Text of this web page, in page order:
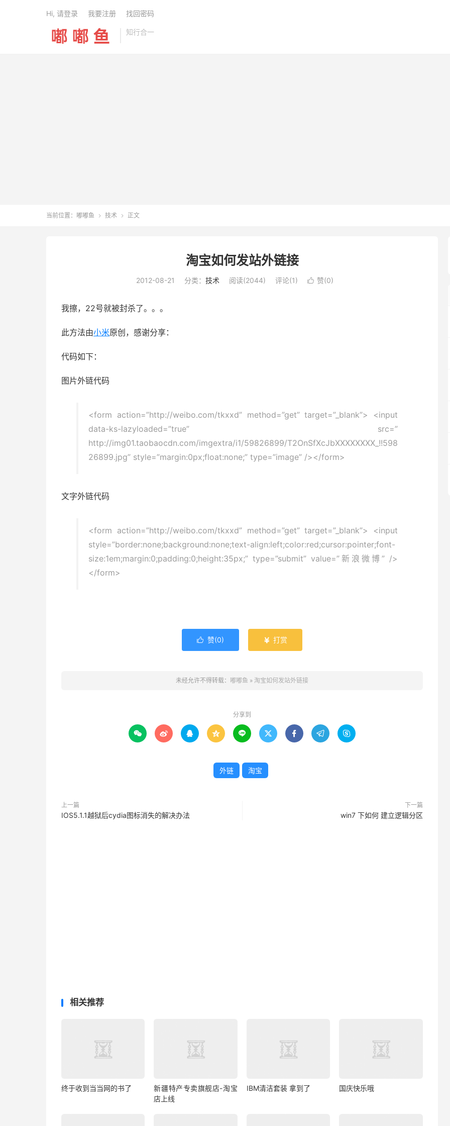
知行合一
Hi, 请登录 我要注册 找回密码
当前位置： 嘟嘟鱼  技术  正文
淘宝如何发站外链接
2012-08-21 分类： 技术 阅读(2044) 评论(1)  赞(0)
我擦，22号就被封杀了。。。
此方法由小米原创，感谢分享：
代码如下：
图片外链代码
<form action=”http://weibo.com/tkxxd” method=”get” target=”_blank”> <input
data-ks-lazyloaded=”true” src=”
http://img01.taobaocdn.com/imgextra/i1/59826899/T2OnSfXcJbXXXXXXXX_!!598
26899.jpg” style=”margin:0px;float:none;” type=”image” /></form>
文字外链代码
<form action=”http://weibo.com/tkxxd” method=”get” target=”_blank”> <input
style=”border:none;background:none;text-align:left;color:red;cursor:pointer;font-
size:1em;margin:0;padding:0;height:35px;” type=”submit” value=”新浪微博” />
</form>
 赞(0)  打赏
未经允许不得转载： 嘟嘟鱼 » 淘宝如何发站外链接
分享到
        
外链 淘宝
上一篇
IOS5.1.1越狱后cydia图标消失的解决办法
下一篇
win7 下如何 建立逻辑分区
相关推荐
终于收到当当网的书了
新疆特产专卖旗舰店-淘宝
店上线
IBM清洁套装 拿到了 国庆快乐哦